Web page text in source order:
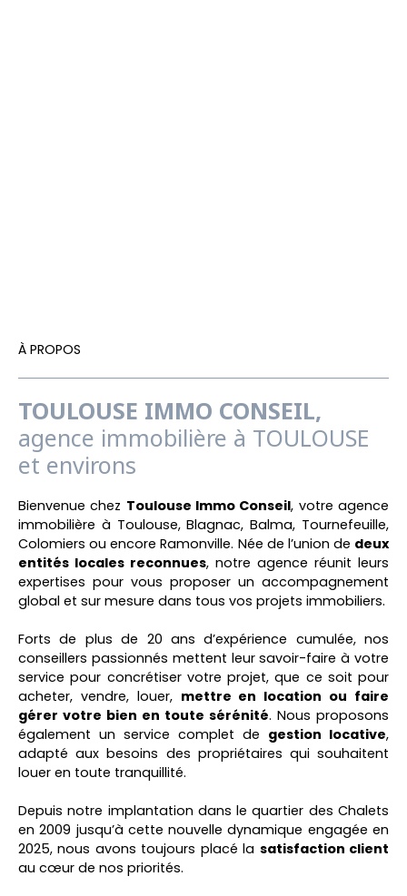
À PROPOS
TOULOUSE IMMO CONSEIL,
agence immobilière à TOULOUSE
et environs
Bienvenue chez Toulouse Immo Conseil, votre agence
immobilière à Toulouse, Blagnac, Balma, Tournefeuille,
Colomiers ou encore Ramonville. Née de l’union de deux
entités locales reconnues, notre agence réunit leurs
expertises pour vous proposer un accompagnement
global et sur mesure dans tous vos projets immobiliers.
Forts de plus de 20 ans d’expérience cumulée, nos
conseillers passionnés mettent leur savoir-faire à votre
service pour concrétiser votre projet, que ce soit pour
acheter, vendre, louer, mettre en location ou faire
gérer votre bien en toute sérénité. Nous proposons
également un service complet de gestion locative,
adapté aux besoins des propriétaires qui souhaitent
louer en toute tranquillité.
Depuis notre implantation dans le quartier des Chalets
en 2009 jusqu’à cette nouvelle dynamique engagée en
2025, nous avons toujours placé la satisfaction client
au cœur de nos priorités.